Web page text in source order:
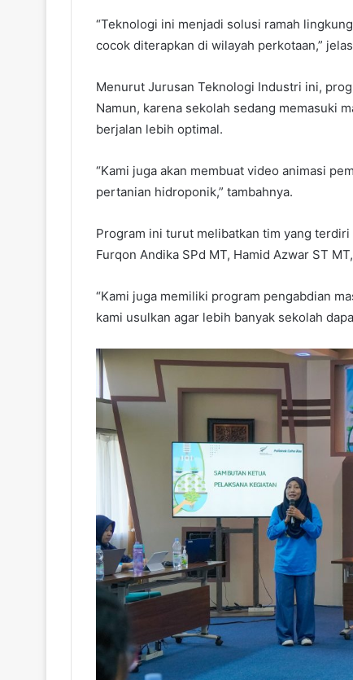
“Teknologi ini menjadi solusi ramah
cocok diterapkan di wilayah perkotaan,”
Menurut Jurusan Teknologi Industri ini,
Namun, karena sekolah sedang memasuki
berjalan lebih optimal.
“Kami juga akan membuat video animasi
pertanian hidroponik,” tambahnya.
Program ini turut melibatkan tim yang
Furqon Andika SPd MT, Hamid Azwar ST
“Kami juga memiliki program pengabdian
kami usulkan agar lebih banyak sekolah